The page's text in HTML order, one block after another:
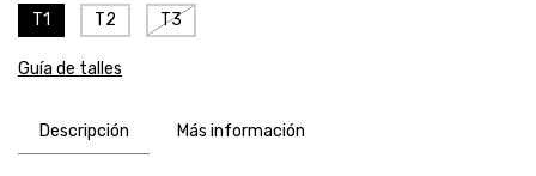
T1 T2 T3
Guía de talles
Descripción Más información